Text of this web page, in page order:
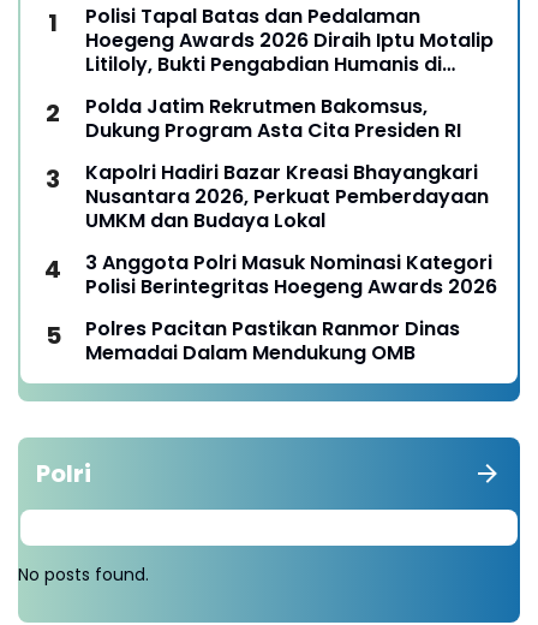
Polisi Tapal Batas dan Pedalaman
Hoegeng Awards 2026 Diraih Iptu Motalip
Litiloly, Bukti Pengabdian Humanis di
Polda Jatim Rekrutmen Bakomsus,
Dukung Program Asta Cita Presiden RI
Kapolri Hadiri Bazar Kreasi Bhayangkari
Nusantara 2026, Perkuat Pemberdayaan
UMKM dan Budaya Lokal
3 Anggota Polri Masuk Nominasi Kategori
Polisi Berintegritas Hoegeng Awards 2026
Polres Pacitan Pastikan Ranmor Dinas
Memadai Dalam Mendukung OMB
Polri
No posts found.